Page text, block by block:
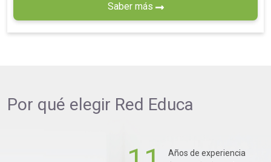
Saber más
Por qué elegir Red Educa
Años de experiencia